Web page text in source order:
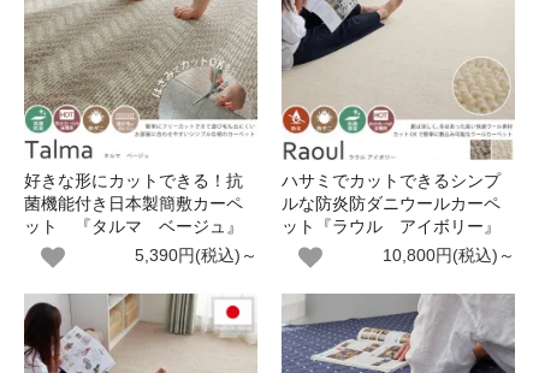
好きな形にカットできる！抗
菌機能付き日本製簡敷カーペ
ット 『タルマ ベージュ』
5,390円(税込)～
ハサミでカットできるシンプ
ルな防炎防ダニウールカーペ
ット『ラウル アイボリー』
10,800円(税込)～